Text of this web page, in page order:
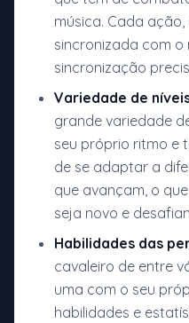
música. Cada
sincronizada com o
sincronização
Variedade de
grande variedade
seu próprio ritmo e
de se adaptar a
que avançam, o
seja novo e
Habilidades das
cavaleiro de entre
uma com o seu
habilidades e